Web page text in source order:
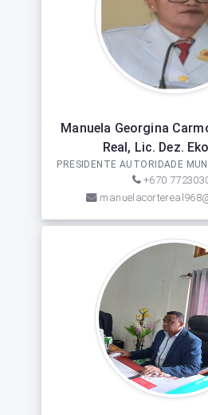
Manuela Georgina
Real, Lic. Dez.
PRESIDENTE AUTORIDADE
+670